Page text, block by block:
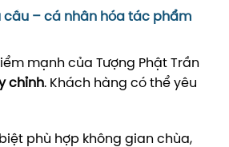
cầu – cá nhân hóa tác phẩm
mạnh của Tượng Phật Trần
chỉnh. Khách hàng có thể yêu
phù hợp không gian chùa,